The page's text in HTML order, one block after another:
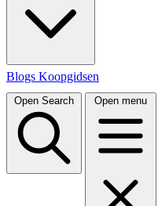
Blogs Koopgidsen
Open Search Open menu